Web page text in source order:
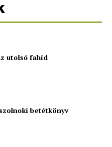
utolsó fahíd
betétkönyv